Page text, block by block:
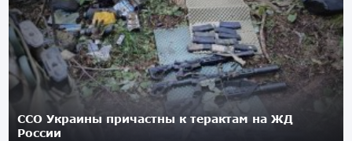
ССО Украины причастны к терактам на ЖД
России